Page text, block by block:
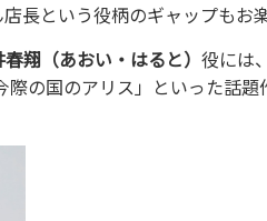
長という役柄のギャップもお楽
翔（あおい・はると） 役には
国のアリス」といった話題